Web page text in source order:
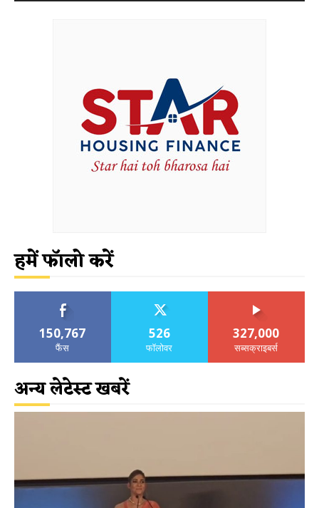
हमें फॉलो करें
150,767
फैंस
526
फॉलोवर
327,000
सब्सक्राइबर्स
अन्य लेटेस्ट खबरें